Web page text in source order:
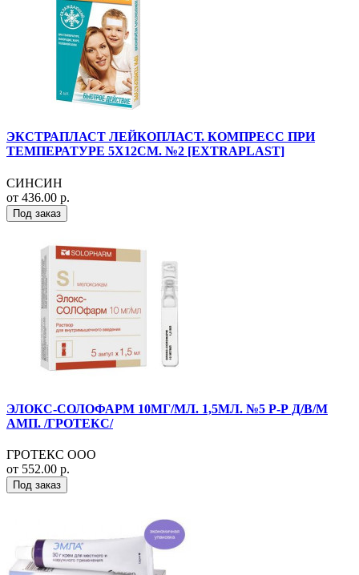
ЭКСТРАПЛАСТ ЛЕЙКОПЛАСТ. КОМПРЕСС ПРИ
ТЕМПЕРАТУРЕ 5Х12СМ. №2 [EXTRAPLAST]
СИНСИН
от 436.00 р.
Под заказ
ЭЛОКС-СОЛОФАРМ 10МГ/МЛ. 1,5МЛ. №5 Р-Р Д/В/М
АМП. /ГРОТЕКС/
ГРОТЕКС ООО
от 552.00 р.
Под заказ